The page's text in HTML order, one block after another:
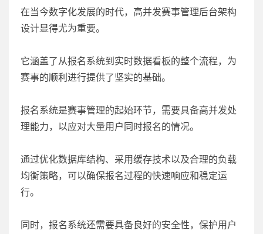
在当今数字化发展的时代，高并发赛事管理后台架构
设计显得尤为重要。
它涵盖了从报名系统到实时数据看板的整个流程，为
赛事的顺利进行提供了坚实的基础。
报名系统是赛事管理的起始环节，需要具备高并发处
理能力，以应对大量用户同时报名的情况。
通过优化数据库结构、采用缓存技术以及合理的负载
均衡策略，可以确保报名过程的快速响应和稳定运
行。
同时，报名系统还需要具备良好的安全性，保护用户